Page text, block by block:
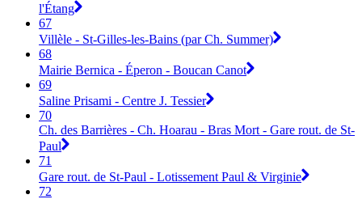
l'Étang
67
Villèle - St-Gilles-les-Bains (par Ch. Summer)
68
Mairie Bernica - Éperon - Boucan Canot
69
Saline Prisami - Centre J. Tessier
70
Ch. des Barrières - Ch. Hoarau - Bras Mort - Gare rout. de St-
Paul
71
Gare rout. de St-Paul - Lotissement Paul & Virginie
72